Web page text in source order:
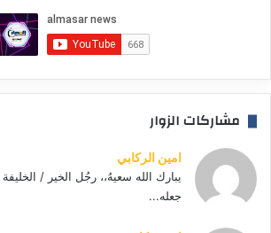
مشاركات الزوار
امين الركابي
يبارك الله سعيهُ،، رجُل الخير /
جعله...